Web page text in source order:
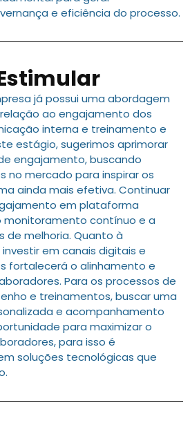
e eficiência do processo.
já possui uma abordagem
ao engajamento dos
interna e treinamento e
estágio, sugerimos aprimorar
engajamento, buscando
no mercado para inspirar os
ainda mais efetiva. Continuar
em plataforma
contínuo e a
de melhoria. Quanto à
em canais digitais e
fortalecerá o alinhamento e
Para os processos de
e treinamentos, buscar uma
e acompanhamento
para maximizar o
para isso é
soluções tecnológicas que